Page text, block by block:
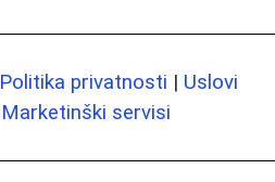
Politika privatnosti | Uslovi
Marketinški servisi